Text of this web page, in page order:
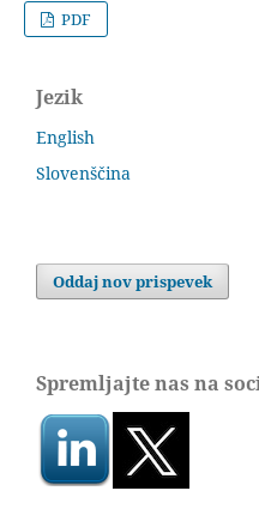
PDF
Jezik
English
Slovenščina
Oddaj nov prispevek
Spremljajte nas na